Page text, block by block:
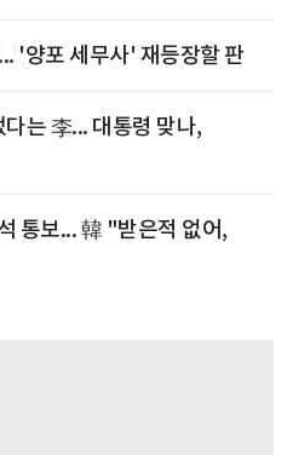
'양포 세무사' 재등장할 판
는 李... 대통령 맞나,
통보... 韓 "받은적 없어,